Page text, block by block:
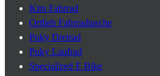
Ktm Fahrrad
Ortlieb Fahrradtasche
Puky Dreirad
Puky Laufrad
Specialized E Bike